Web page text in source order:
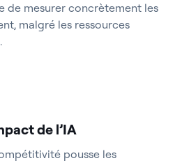
de mesurer concrètement les
malgré les ressources
de l’IA
pousse les